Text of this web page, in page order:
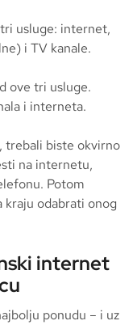
usluge: internet,
i TV kanale.
ove tri usluge.
i interneta.
trebali biste okvirno
na internetu,
Potom
kraju odabrati onog
internet
ponudu – i uz